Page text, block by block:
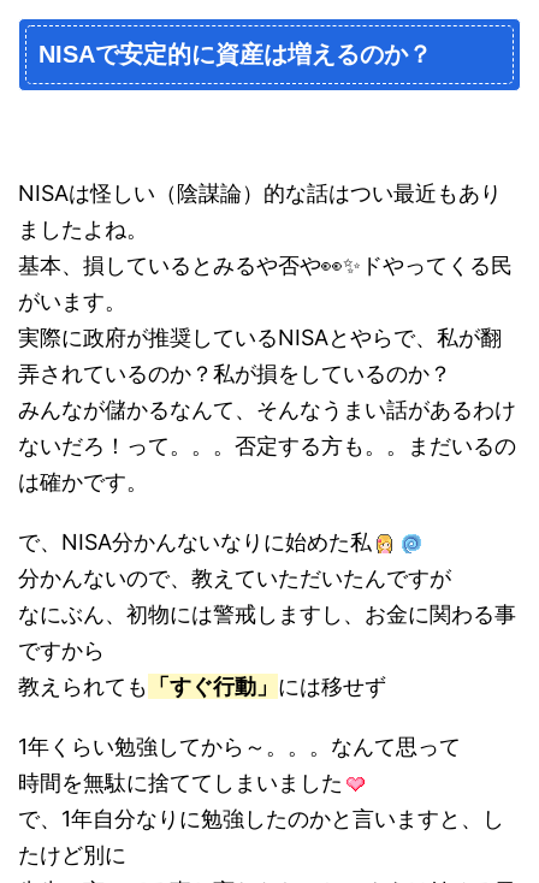
NISAで安定的に資産は増えるのか？
NISAは怪しい（陰謀論）的な話はつい最近もあり
ましたよね。
基本、損しているとみるや否や👀✨ドやってくる民
がいます。
実際に政府が推奨しているNISAとやらで、私が翻
弄されているのか？私が損をしているのか？
みんなが儲かるなんて、そんなうまい話があるわけ
ないだろ！って。。。否定する方も。。まだいるの
は確かです。
で、NISA分かんないなりに始めた私
分かんないので、教えていただいたんですが
なにぶん、初物には警戒しますし、お金に関わる事
ですから
教えられても 「すぐ行動」 には移せず
1年くらい勉強してから～。。。なんて思って
時間を無駄に捨ててしまいました
で、1年自分なりに勉強したのかと言いますと、し
たけど別に